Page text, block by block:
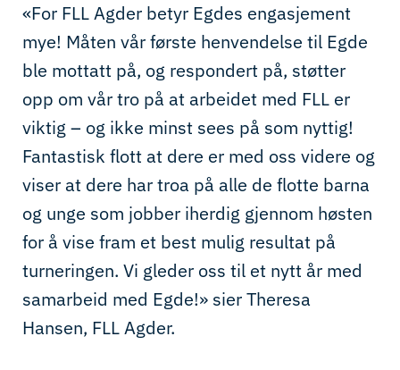
«For FLL Agder betyr Egdes engasjement
mye! Måten vår første henvendelse til Egde
ble mottatt på, og respondert på, støtter
opp om vår tro på at arbeidet med FLL er
viktig – og ikke minst sees på som nyttig!
Fantastisk flott at dere er med oss videre og
viser at dere har troa på alle de flotte barna
og unge som jobber iherdig gjennom høsten
for å vise fram et best mulig resultat på
turneringen. Vi gleder oss til et nytt år med
samarbeid med Egde!» sier Theresa
Hansen, FLL Agder.